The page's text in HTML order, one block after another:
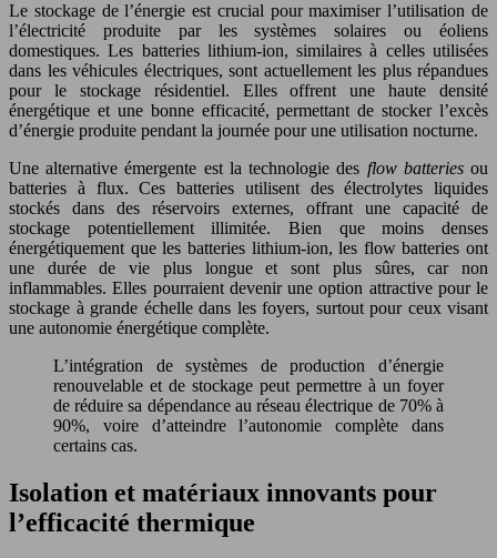
Le stockage de l’énergie est crucial pour maximiser l’utilisation de
l’électricité produite par les systèmes solaires ou éoliens
domestiques. Les batteries lithium-ion, similaires à celles utilisées
dans les véhicules électriques, sont actuellement les plus répandues
pour le stockage résidentiel. Elles offrent une haute densité
énergétique et une bonne efficacité, permettant de stocker l’excès
d’énergie produite pendant la journée pour une utilisation nocturne.
Une alternative émergente est la technologie des flow batteriesou
batteries à flux. Ces batteries utilisent des électrolytes liquides
stockés dans des réservoirs externes, offrant une capacité de
stockage potentiellement illimitée. Bien que moins denses
énergétiquement que les batteries lithium-ion, les flow batteries ont
une durée de vie plus longue et sont plus sûres, car non
inflammables. Elles pourraient devenir une option attractive pour le
stockage à grande échelle dans les foyers, surtout pour ceux visant
une autonomie énergétique complète.
L’intégration de systèmes de production d’énergie
renouvelable et de stockage peut permettre à un foyer
de réduire sa dépendance au réseau électrique de 70% à
90%, voire d’atteindre l’autonomie complète dans
certains cas.
Isolation et matériaux innovants pour
l’efficacité thermique